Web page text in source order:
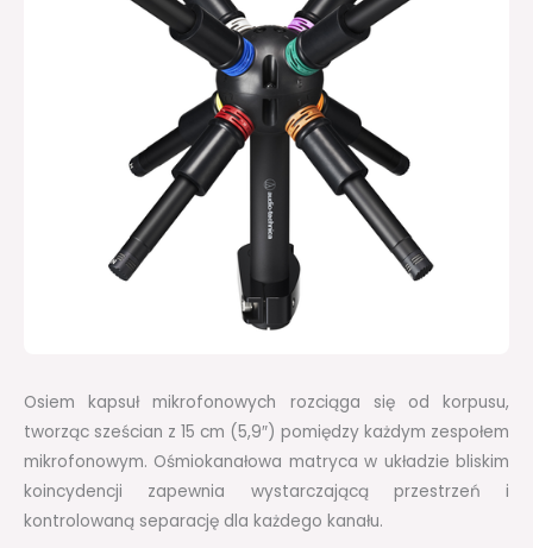
Osiem kapsuł mikrofonowych rozciąga się od korpusu,
tworząc sześcian z 15 cm (5,9″) pomiędzy każdym zespołem
mikrofonowym. Ośmiokanałowa matryca w układzie bliskim
koincydencji zapewnia wystarczającą przestrzeń i
kontrolowaną separację dla każdego kanału.